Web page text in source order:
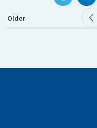
Older